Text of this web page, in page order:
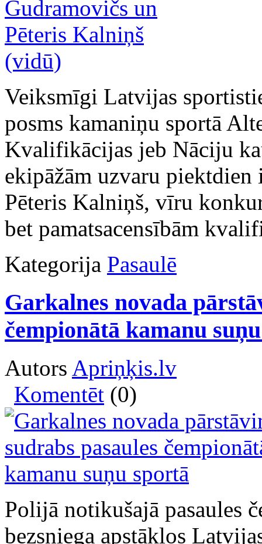
Veiksmīgi Latvijas
posms kamaniņu sportā
Kvalifikācijas jeb Nāciju
ekipāžām uzvaru
Pēteris Kalniņš, vīru
bet pamatsacensībām
Kategorija Pasaulē
Garkalnes novada
čempionātā kamanu
Autors Apriņķis.lv
Komentēt (0)
Polijā notikušajā pasaules
bezsniega apstākļos